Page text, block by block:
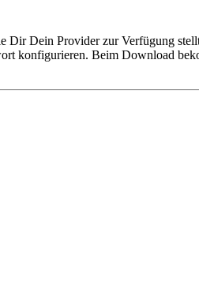
Dir Dein Provider zur Verfügung
konfigurieren. Beim Download